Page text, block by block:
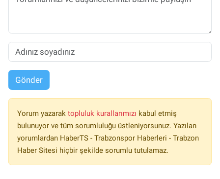
Gönder
Yorum yazarak topluluk kurallarımızı kabul etmiş
bulunuyor ve tüm sorumluluğu üstleniyorsunuz. Yazılan
yorumlardan HaberTS - Trabzonspor Haberleri - Trabzon
Haber Sitesi hiçbir şekilde sorumlu tutulamaz.